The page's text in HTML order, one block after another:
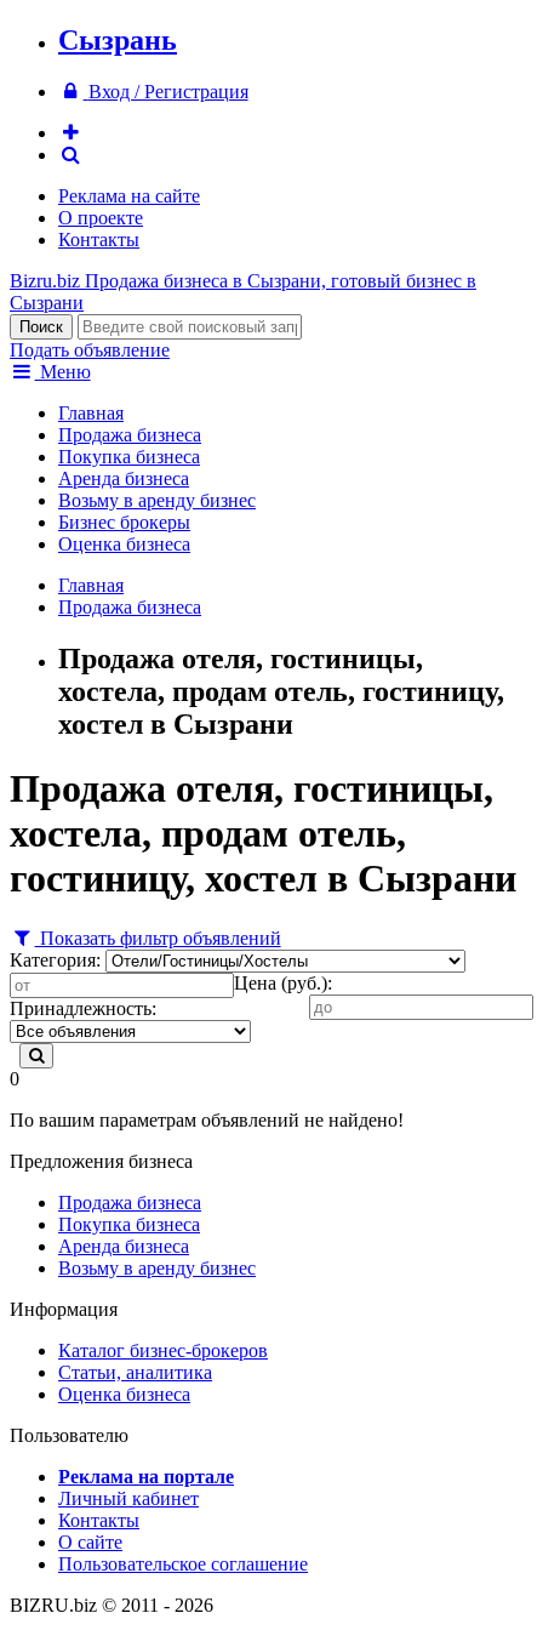
Сызрань
Вход / Регистрация
Реклама на сайте
О проекте
Контакты
Bizru.biz Продажа бизнеса в Сызрани, готовый бизнес в
Сызрани
Подать объявление
Меню
Главная
Продажа бизнеса
Покупка бизнеса
Аренда бизнеса
Возьму в аренду бизнес
Бизнес брокеры
Оценка бизнеса
Главная
Продажа бизнеса
Продажа отеля, гостиницы,
хостела, продам отель, гостиницу,
хостел в Сызрани
Продажа отеля, гостиницы,
хостела, продам отель,
гостиницу, хостел в Сызрани
Показать фильтр объявлений
Категория:
Цена (руб.):
Принадлежность:
0
По вашим параметрам объявлений не найдено!
Предложения бизнеса
Продажа бизнеса
Покупка бизнеса
Аренда бизнеса
Возьму в аренду бизнес
Информация
Каталог бизнес-брокеров
Статьи, аналитика
Оценка бизнеса
Пользователю
Реклама на портале
Личный кабинет
Контакты
О сайте
Пользовательское соглашение
BIZRU.biz © 2011 - 2026